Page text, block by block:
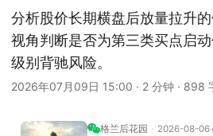
分析股价长期横盘后放量拉升
视角判断是否为第三类买点启
级别背驰风险。
2026年07月09日 15:00 · 2 分钟 · 898
格兰后花园 2026-08-06